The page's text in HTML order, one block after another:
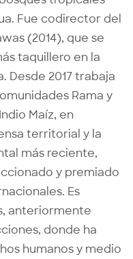
Fue codirector del
(2014), que se
taquillero en la
Desde 2017 trabaja
Rama y
Maíz, en
territorial y la
más reciente,
y premiado
Es
anteriormente
donde ha
humanos y medio